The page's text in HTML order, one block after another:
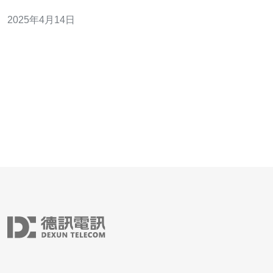
服务器的情况。 日本网络根服务器的地理位置十分重要，
2025年4月14日